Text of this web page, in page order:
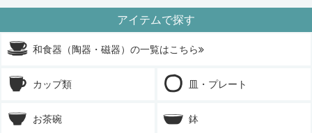
アイテムで探す
和食器（陶器・磁器）の一覧はこちら
カップ類 皿・プレート
お茶碗 鉢